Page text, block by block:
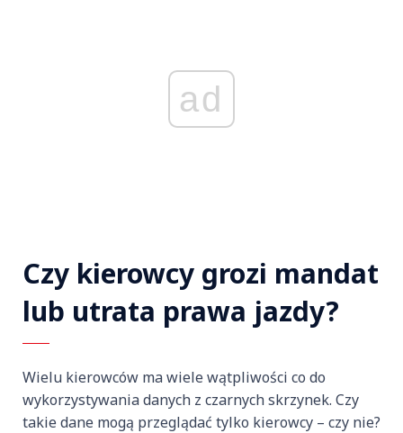
ad
Czy kierowcy grozi mandat
lub utrata prawa jazdy?
Wielu kierowców ma wiele wątpliwości co do
wykorzystywania danych z czarnych skrzynek. Czy
takie dane mogą przeglądać tylko kierowcy – czy nie?